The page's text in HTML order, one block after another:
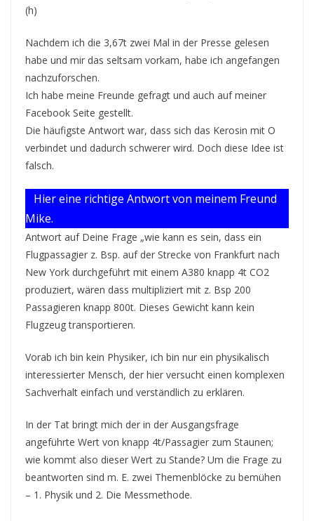
(h)
Nachdem ich die 3,67t zwei Mal in der Presse gelesen
habe und mir das seltsam vorkam, habe ich angefangen
nachzuforschen.
Ich habe meine Freunde gefragt und auch auf meiner
Facebook Seite gestellt.
Die häufigste Antwort war, dass sich das Kerosin mit O
verbindet und dadurch schwerer wird. Doch diese Idee ist
falsch.
Hier eine richtige Antwort von meinem Freund
Mike.
Antwort auf Deine Frage „wie kann es sein, dass ein
Flugpassagier z. Bsp. auf der Strecke von Frankfurt nach
New York durchgeführt mit einem A380 knapp 4t CO2
produziert, wären dass multipliziert mit z. Bsp 200
Passagieren knapp 800t. Dieses Gewicht kann kein
Flugzeug transportieren.
Vorab ich bin kein Physiker, ich bin nur ein physikalisch
interessierter Mensch, der hier versucht einen komplexen
Sachverhalt einfach und verständlich zu erklären.
In der Tat bringt mich der in der Ausgangsfrage
angeführte Wert von knapp 4t/Passagier zum Staunen;
wie kommt also dieser Wert zu Stande? Um die Frage zu
beantworten sind m. E. zwei Themenblöcke zu bemühen
– 1. Physik und 2. Die Messmethode.